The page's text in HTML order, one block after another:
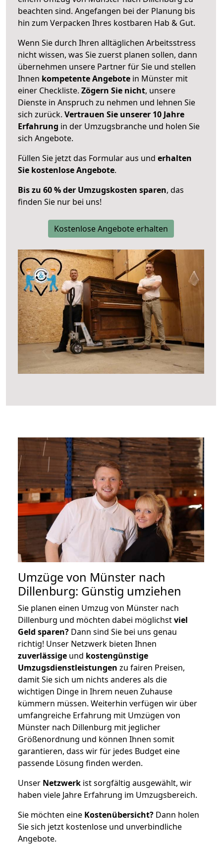
beachten sind. Angefangen bei der Planung bis
hin zum Verpacken Ihres kostbaren Hab & Gut.
Wenn Sie durch Ihren alltäglichen Arbeitsstress
nicht wissen, was Sie zuerst planen sollen, dann
übernehmen unsere Partner für Sie und stellen
Ihnen kompetente Angebote in Münster mit
einer Checkliste. Zögern Sie nicht, unsere
Dienste in Anspruch zu nehmen und lehnen Sie
sich zurück. Vertrauen Sie unserer 10 Jahre
Erfahrung in der Umzugsbranche und holen Sie
sich Angebote.
Füllen Sie jetzt das Formular aus und erhalten
Sie kostenlose Angebote.
Bis zu 60 % der Umzugskosten sparen, das
finden Sie nur bei uns!
Kostenlose Angebote erhalten
Umzüge von Münster nach
Dillenburg: Günstig umziehen
Sie planen einen Umzug von Münster nach
Dillenburg und möchten dabei möglichstviel
Geld sparen? Dann sind Sie bei uns genau
richtig! Unser Netzwerk bieten Ihnen
zuverlässige und kostengünstige
Umzugsdienstleistungen zu fairen Preisen,
damit Sie sich um nichts anderes als die
wichtigen Dinge in Ihrem neuen Zuhause
kümmern müssen. Weiterhin verfügen wir über
umfangreiche Erfahrung mit Umzügen von
Münster nach Dillenburg mit jeglicher
Größenordnung und können Ihnen somit
garantieren, dass wir für jedes Budget eine
passende Lösung finden werden.
Unser Netzwerk ist sorgfältig ausgewählt, wir
haben viele Jahre Erfahrung im Umzugsbereich.
Sie möchten eine Kostenübersicht? Dann holen
Sie sich jetzt kostenlose und unverbindliche
Angebote.